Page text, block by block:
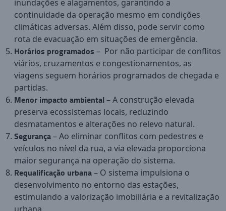
inundações e alagamentos, garantindo a
continuidade da operação mesmo em condições
climáticas adversas. Além disso, pode servir como
rota de evacuação em situações de emergência.
Horários programados – Por não participar de conflitos
viários, cruzamentos e congestionamentos, as
viagens seguem horários programados de chegada e
partidas.
Menor impacto ambiental– A construção elevada
preserva ecossistemas locais, reduzindo
desmatamentos e alterações no relevo natural.
Segurança– Ao eliminar conflitos com pedestres e
veículos no nível da rua, a via elevada proporciona
maior segurança na operação do sistema.
Requalificação urbana– O sistema impulsiona o
desenvolvimento no entorno das estações,
estimulando a valorização imobiliária e a revitalização